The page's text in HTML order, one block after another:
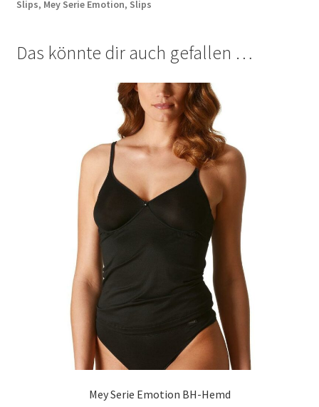
Warenkorb
Widerrufsbelehrung und -formular
Slips, Mey Serie Emotion, Slips
Das könnte dir auch gefallen …
Mey Serie Emotion BH-Hemd